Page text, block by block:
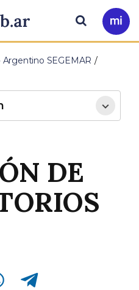
Ir
a
Buscar
SEGEMAR
DE
Compartir en Telegram